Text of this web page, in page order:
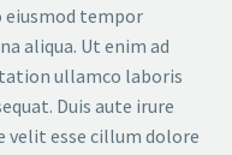
eiusmod tempor
aliqua. Ut enim ad
ullamco laboris
Duis aute irure
esse cillum dolore